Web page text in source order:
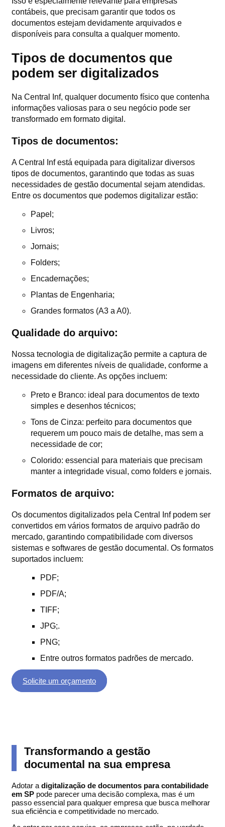
contábeis, que precisam garantir que todos os
documentos estejam devidamente arquivados e
disponíveis para consulta a qualquer momento.
Tipos de documentos que
podem ser digitalizados
Na Central Inf, qualquer documento físico que contenha
informações valiosas para o seu negócio pode ser
transformado em formato digital.
Tipos de documentos:
A Central Inf está equipada para digitalizar diversos
tipos de documentos, garantindo que todas as suas
necessidades de gestão documental sejam atendidas.
Entre os documentos que podemos digitalizar estão:
Papel;
Livros;
Jornais;
Folders;
Encadernações;
Plantas de Engenharia;
Grandes formatos (A3 a A0).
Qualidade do arquivo:
Nossa tecnologia de digitalização permite a captura de
imagens em diferentes níveis de qualidade, conforme a
necessidade do cliente. As opções incluem:
Preto e Branco: ideal para documentos de texto
simples e desenhos técnicos;
Tons de Cinza: perfeito para documentos que
requerem um pouco mais de detalhe, mas sem a
necessidade de cor;
Colorido: essencial para materiais que precisam
manter a integridade visual, como folders e jornais.
Formatos de arquivo:
Os documentos digitalizados pela Central Inf podem ser
convertidos em vários formatos de arquivo padrão do
mercado, garantindo compatibilidade com diversos
sistemas e softwares de gestão documental. Os formatos
suportados incluem:
PDF;
PDF/A;
TIFF;
JPG;.
PNG;
Entre outros formatos padrões de mercado.
Solicite um orçamento
Transformando a gestão
documental na sua empresa
Adotar a digitalização de documentos para contabilidade
em SP pode parecer uma decisão complexa, mas é um
passo essencial para qualquer empresa que busca melhorar
sua eficiência e competitividade no mercado.